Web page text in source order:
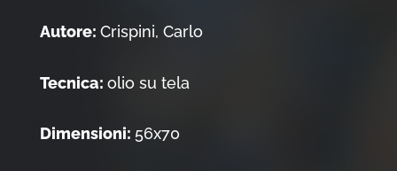
Autore: Crispini, Carlo
Tecnica: olio su tela
Dimensioni: 56x70